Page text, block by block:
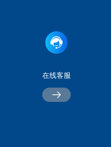
在线客服